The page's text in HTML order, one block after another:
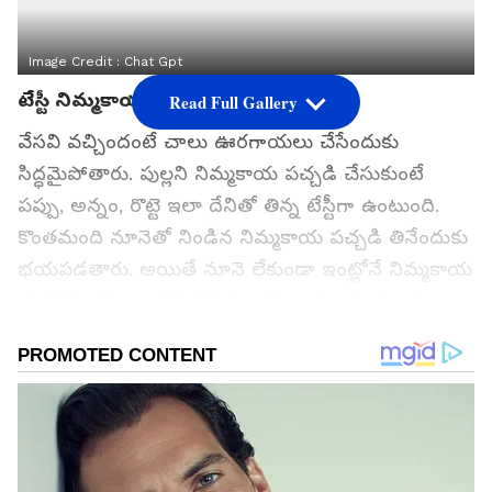
Image Credit :Chat Gpt
టేస్టీ నిమ్మకాయ పికెల్
వేసవి వచ్చిందంటే చాలు ఊరగాయలు చేసేందుకు
సిద్ధమైపోతారు. పుల్లని నిమ్మకాయ పచ్చడి చేసుకుంటే
పప్పు, అన్నం, రొట్టె ఇలా దేనితో తిన్న టేస్టీగా ఉంటుంది.
కొంతమంది నూనెతో నిండిన నిమ్మకాయ పచ్చడి తినేందుకు
భయపడతారు. అయితే నూనె లేకుండా ఇంట్లోనే నిమ్మకాయ
తరబడి నిలవ కూడా ఉంటుంది. దీన్ని ఎలా చేయాలో
తెలుసుకోండి.
గూగుల్‌లో ఆసక్తికరమైన సమాచారం కోసం ఏసియానెట్ తెలుగు
ను మీ ఫ్రిఫర్డ్ సోర్స్ గా ఎంచుకోండి
Read Full Gallery